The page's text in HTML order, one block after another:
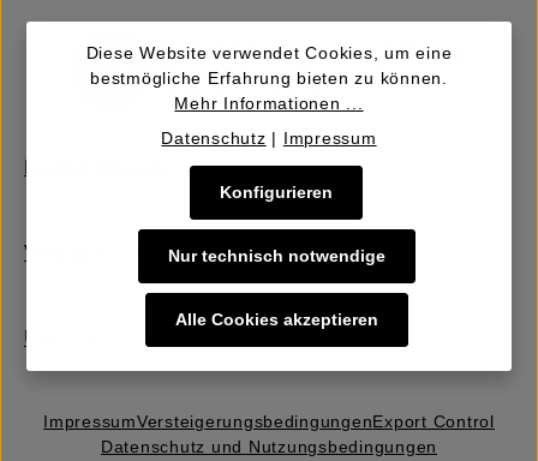
Verkaufen | Einbringen
Über uns
ImpressumVersteigerungs­bedingungenExport Control
Datenschutz und Nutzungsbedingungen
Diese Website verwendet Cookies, um eine
bestmögliche Erfahrung bieten zu können.
Mehr Informationen ...
Datenschutz | Impressum
Nur technisch notwendige
Konfigurieren
Alle Cookies akzeptieren